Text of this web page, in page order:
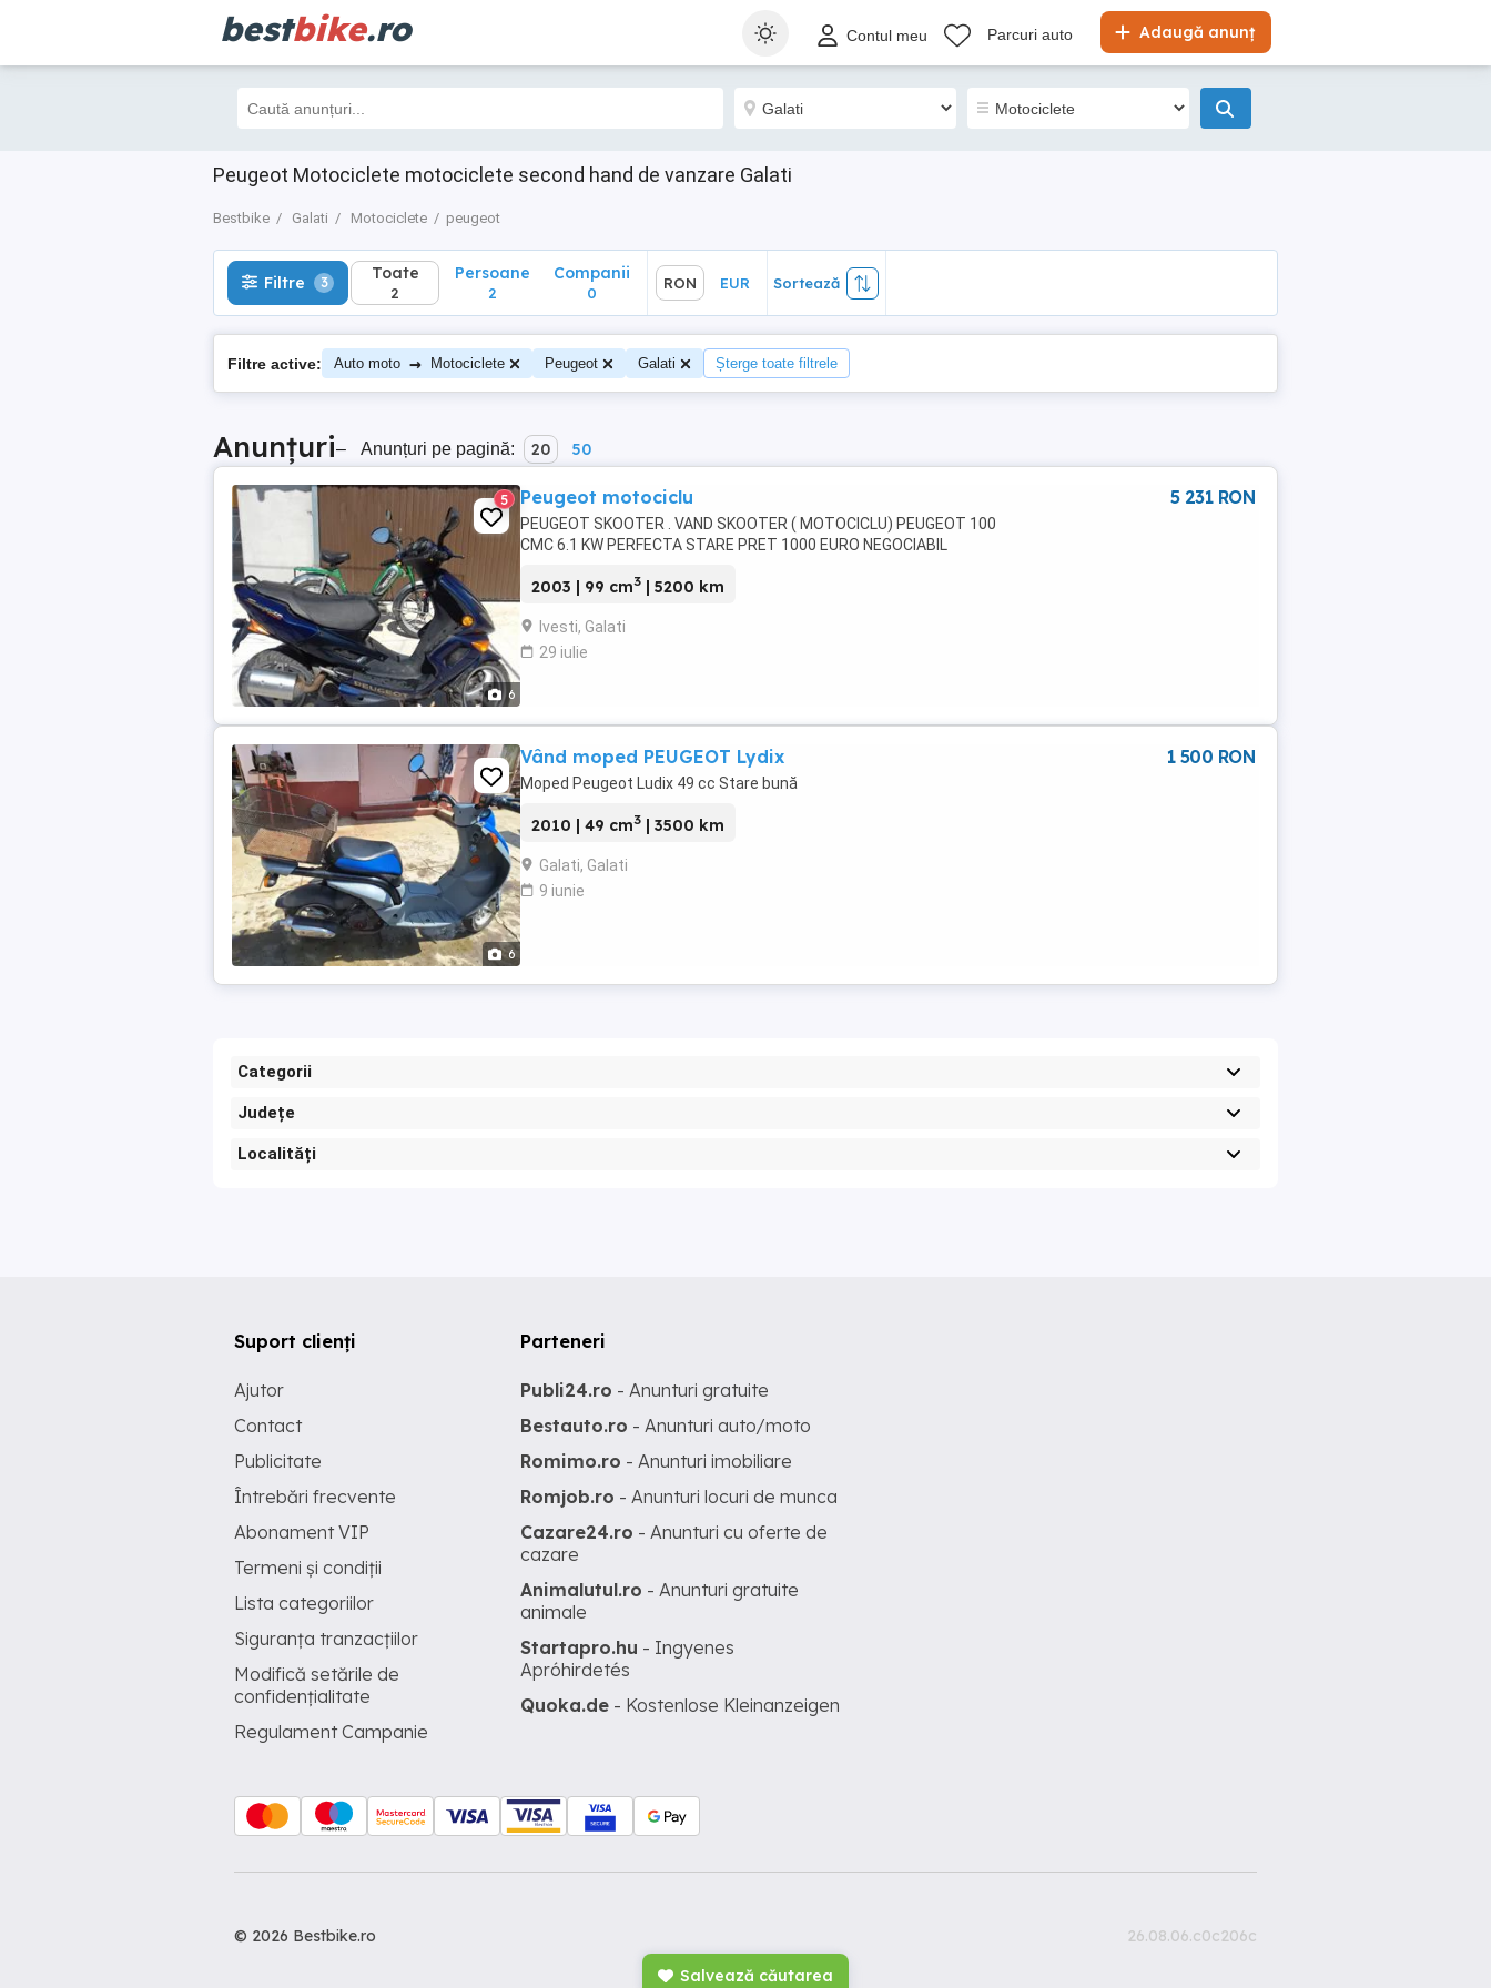
bestbike.ro Adaugă anunț
Contul meu Parcuri auto
Peugeot Motociclete motociclete second hand de vanzare Galati
Bestbike Galati Motociclete peugeot
Filtre 3 Toate
2
Sortează
Filtre 3 Toate
2
Persoane
2
Companii
0
RON EUR Sortează
Filtre active: Auto moto → Motociclete Peugeot Galati Șterge toate filtrele
Anunțuri– Anunțuri pe pagină: 20 50
6
5 Peugeot motociclu
PEUGEOT SKOOTER . VAND SKOOTER ( MOTOCICLU) PEUGEOT 100
CMC 6.1 KW PERFECTA STARE PRET 1000 EURO NEGOCIABIL
2003 | 99 cm3 | 5200 km
Ivesti, Galati
29 iulie
5 231 RON
6
Vând moped PEUGEOT Lydix
Moped Peugeot Ludix 49 cc Stare bună
2010 | 49 cm3 | 3500 km
Galati, Galati
9 iunie
1 500 RON
Categorii
Județe
Localități
Salvează căutarea
Suport clienți
Ajutor
Contact
Publicitate
Întrebări frecvente
Abonament VIP
Termeni și condiții
Lista categoriilor
Siguranța tranzacțiilor
Modifică setările de
confidențialitate
Regulament Campanie
Parteneri
Publi24.ro - Anunturi gratuite
Bestauto.ro - Anunturi auto/moto
Romimo.ro - Anunturi imobiliare
Romjob.ro - Anunturi locuri de munca
Cazare24.ro - Anunturi cu oferte de
cazare
Animalutul.ro - Anunturi gratuite
animale
Startapro.hu - Ingyenes
Apróhirdetés
Quoka.de - Kostenlose Kleinanzeigen
© 2026 Bestbike.ro 26.08.06.c0c206c